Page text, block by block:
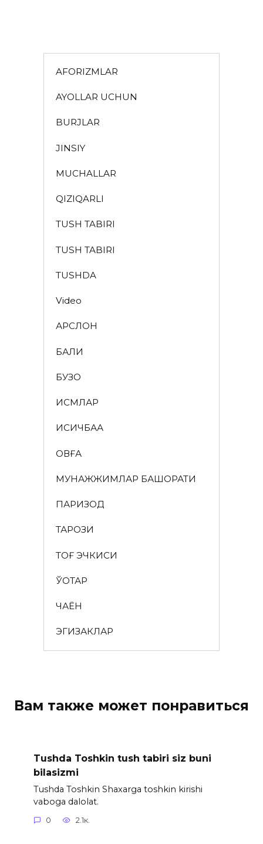
AFORIZMLAR
AYOLLAR UCHUN
BURJLAR
JINSIY
MUCHALLAR
QIZIQARLI
TUSH TABIRI
TUSH TABIRI
TUSHDA
Video
АРСЛОН
БАЛИҚ
БУЗОҚ
ИСМЛАР
ҚИСҚИЧБАҚА
ҚОВҒА
МУНАЖЖИМЛАР БАШОРАТИ
ПАРИЗОД
ТАРОЗИ
ТОҒ ЭЧКИСИ
ЎҚОТАР
ЧАЁН
ЭГИЗАКЛАР
Вам также может понравиться
Tushda Toshkin tush tabiri siz buni
bilasizmi
Tushda Toshkin Shaxarga toshkin kirishi
vaboga dalolat.
0 2.1к.